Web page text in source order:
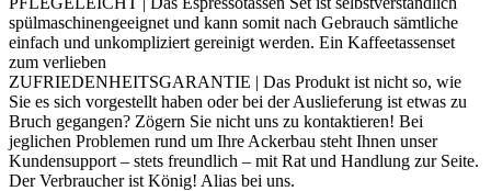
spülmaschinengeeignet und kann somit nach Gebrauch sämtliche
einfach und unkompliziert gereinigt werden. Ein Kaffeetassenset
zum verlieben
ZUFRIEDENHEITSGARANTIE | Das Produkt ist nicht so, wie
Sie es sich vorgestellt haben oder bei der Auslieferung ist etwas zu
Bruch gegangen? Zögern Sie nicht uns zu kontaktieren! Bei
jeglichen Problemen rund um Ihre Ackerbau steht Ihnen unser
Kundensupport – stets freundlich – mit Rat und Handlung zur Seite.
Der Verbraucher ist König! Alias bei uns.